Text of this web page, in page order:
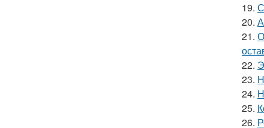
19.
20.
21.
22.
23.
24.
25.
26.